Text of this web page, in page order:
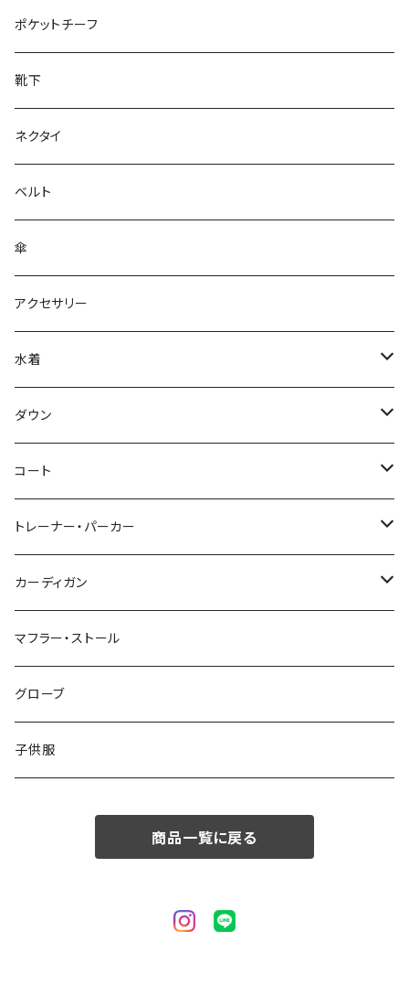
28cm～
ポケットチーフ
靴下
ネクタイ
ベルト
傘
アクセサリー
水着
～44/S
46/M
48/L
50/XL～
ダウン
～44/S
46/M
48/L
50/XL～
コート
～44/S
46/M
48/L
50/XL～
トレーナー・パーカー
～44/S
46/M
48/L
50/XL～
カーディガン
～44/S
46/M
48/L
マフラー・ストール
グローブ
子供服
商品一覧に戻る